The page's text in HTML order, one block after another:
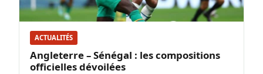
ACTUALITÉS
Angleterre – Sénégal : les compositions
officielles dévoilées